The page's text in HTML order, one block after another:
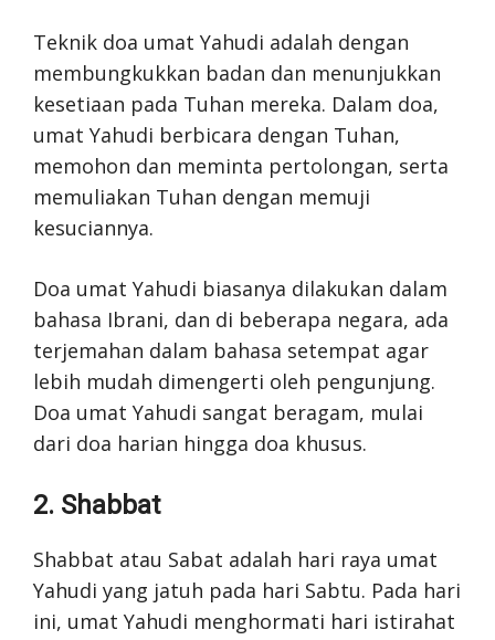
Teknik doa umat Yahudi adalah dengan
membungkukkan badan dan menunjukkan
kesetiaan pada Tuhan mereka. Dalam doa,
umat Yahudi berbicara dengan Tuhan,
memohon dan meminta pertolongan, serta
memuliakan Tuhan dengan memuji
kesuciannya.
Doa umat Yahudi biasanya dilakukan dalam
bahasa Ibrani, dan di beberapa negara, ada
terjemahan dalam bahasa setempat agar
lebih mudah dimengerti oleh pengunjung.
Doa umat Yahudi sangat beragam, mulai
dari doa harian hingga doa khusus.
2. Shabbat
Shabbat atau Sabat adalah hari raya umat
Yahudi yang jatuh pada hari Sabtu. Pada hari
ini, umat Yahudi menghormati hari istirahat